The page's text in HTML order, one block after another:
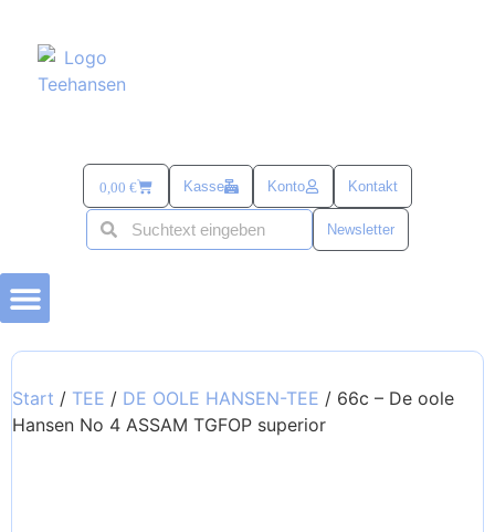
0,00 € Kasse Konto Kontakt
Newsletter
Start / TEE / DE OOLE HANSEN-TEE / 66c – De oole
Hansen No 4 ASSAM TGFOP superior